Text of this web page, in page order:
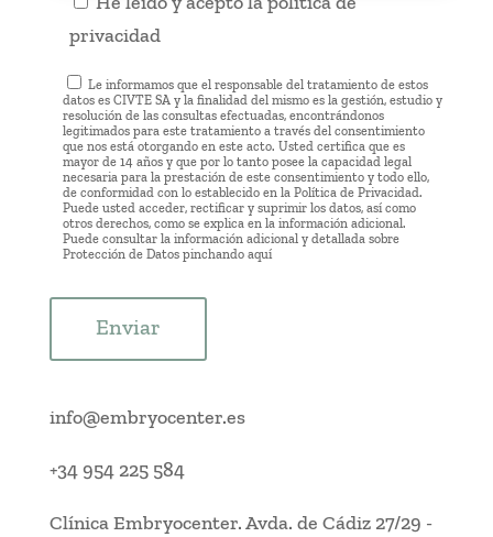
privacidad
Le informamos que el responsable del tratamiento de estos
datos es CIVTE SA y la finalidad del mismo es la gestión, estudio y
resolución de las consultas efectuadas, encontrándonos
legitimados para este tratamiento a través del consentimiento
que nos está otorgando en este acto. Usted certifica que es
mayor de 14 años y que por lo tanto posee la capacidad legal
necesaria para la prestación de este consentimiento y todo ello,
de conformidad con lo establecido en la Política de Privacidad.
Puede usted acceder, rectificar y suprimir los datos, así como
otros derechos, como se explica en la información adicional.
Puede consultar la información adicional y detallada sobre
Protección de Datos pinchando aquí
Enviar
info@embryocenter.es
+34 954 225 584
Clínica Embryocenter.Avda. de Cádiz 27/29 -